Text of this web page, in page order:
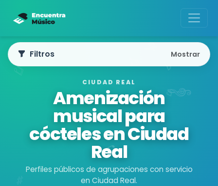
CIUDAD REAL
Amenización
musical para
cócteles en Ciudad
Real
Perfiles públicos de agrupaciones con servicio
en Ciudad Real.
Filtros Mostrar